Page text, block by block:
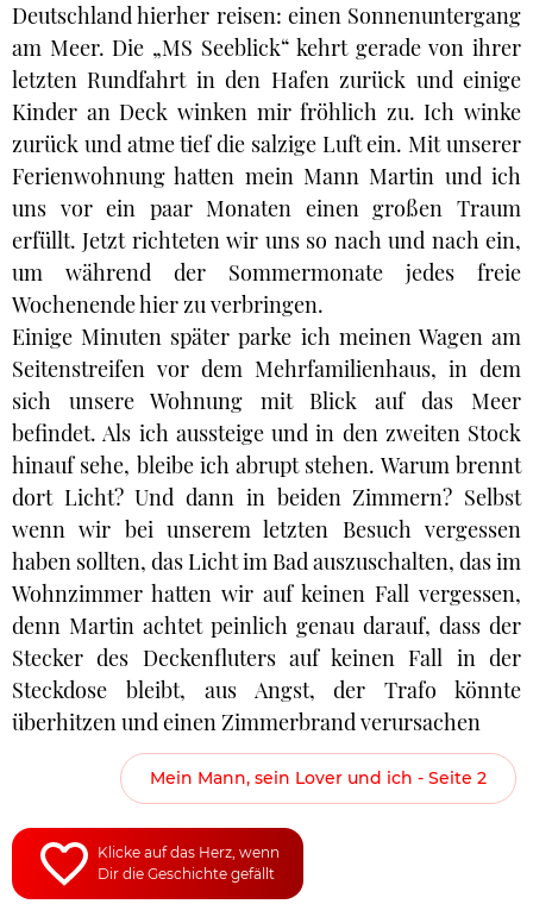
Deutschland hierher reisen: einen Sonnenuntergang
am Meer. Die „MS Seeblick“ kehrt gerade von ihrer
letzten Rundfahrt in den Hafen zurück und einige
Kinder an Deck winken mir fröhlich zu. Ich winke
zurück und atme tief die salzige Luft ein. Mit unserer
Ferienwohnung hatten mein Mann Martin und ich
uns vor ein paar Monaten einen großen Traum
erfüllt. Jetzt richteten wir uns so nach und nach ein,
um während der Sommermonate jedes freie
Wochenende hier zu verbringen.
Einige Minuten später parke ich meinen Wagen am
Seitenstreifen vor dem Mehrfamilienhaus, in dem
sich unsere Wohnung mit Blick auf das Meer
befindet. Als ich aussteige und in den zweiten Stock
hinauf sehe, bleibe ich abrupt stehen. Warum brennt
dort Licht? Und dann in beiden Zimmern? Selbst
wenn wir bei unserem letzten Besuch vergessen
haben sollten, das Licht im Bad auszuschalten, das im
Wohnzimmer hatten wir auf keinen Fall vergessen,
denn Martin achtet peinlich genau darauf, dass der
Stecker des Deckenfluters auf keinen Fall in der
Steckdose bleibt, aus Angst, der Trafo könnte
überhitzen und einen Zimmerbrand verursachen
Mein Mann, sein Lover und ich - Seite 2
Klicke auf das Herz, wenn
Dir die Geschichte gefällt